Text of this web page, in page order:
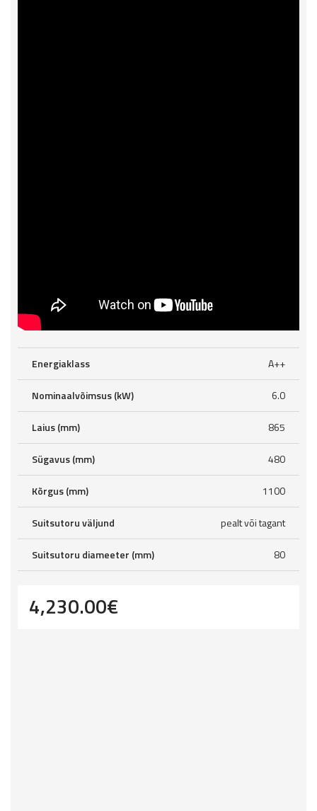
Energiaklass A++
Nominaalvõimsus (kW) 6.0
Laius (mm) 865
Sügavus (mm) 480
Kõrgus (mm) 1100
Suitsutoru väljund pealt või tagant
Suitsutoru diameeter (mm) 80
4,230.00€